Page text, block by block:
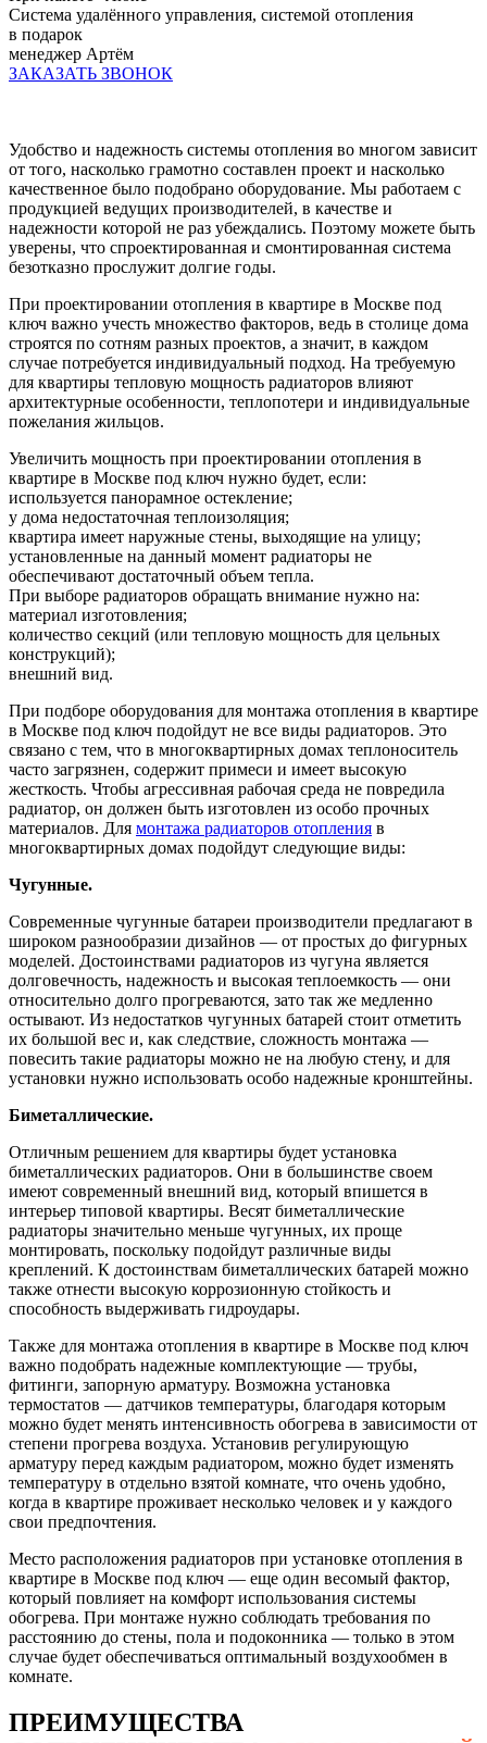
Система удалённого управления, системой отопления
в подарок
менеджер Артём
ЗАКАЗАТЬ ЗВОНОК
Удобство и надежность системы отопления во многом зависит
от того, насколько грамотно составлен проект и насколько
качественное было подобрано оборудование. Мы работаем с
продукцией ведущих производителей, в качестве и
надежности которой не раз убеждались. Поэтому можете быть
уверены, что спроектированная и смонтированная система
безотказно прослужит долгие годы.
При проектировании отопления в квартире в Москве под
ключ важно учесть множество факторов, ведь в столице дома
строятся по сотням разных проектов, а значит, в каждом
случае потребуется индивидуальный подход. На требуемую
для квартиры тепловую мощность радиаторов влияют
архитектурные особенности, теплопотери и индивидуальные
пожелания жильцов.
Увеличить мощность при проектировании отопления в
квартире в Москве под ключ нужно будет, если:
используется панорамное остекление;
у дома недостаточная теплоизоляция;
квартира имеет наружные стены, выходящие на улицу;
установленные на данный момент радиаторы не
обеспечивают достаточный объем тепла.
При выборе радиаторов обращать внимание нужно на:
материал изготовления;
количество секций (или тепловую мощность для цельных
конструкций);
внешний вид.
При подборе оборудования для монтажа отопления в квартире
в Москве под ключ подойдут не все виды радиаторов. Это
связано с тем, что в многоквартирных домах теплоноситель
часто загрязнен, содержит примеси и имеет высокую
жесткость. Чтобы агрессивная рабочая среда не повредила
радиатор, он должен быть изготовлен из особо прочных
материалов. Для монтажа радиаторов отопления в
многоквартирных домах подойдут следующие виды:
Чугунные.
Современные чугунные батареи производители предлагают в
широком разнообразии дизайнов — от простых до фигурных
моделей. Достоинствами радиаторов из чугуна является
долговечность, надежность и высокая теплоемкость — они
относительно долго прогреваются, зато так же медленно
остывают. Из недостатков чугунных батарей стоит отметить
их большой вес и, как следствие, сложность монтажа —
повесить такие радиаторы можно не на любую стену, и для
установки нужно использовать особо надежные кронштейны.
Биметаллические.
Отличным решением для квартиры будет установка
биметаллических радиаторов. Они в большинстве своем
имеют современный внешний вид, который впишется в
интерьер типовой квартиры. Весят биметаллические
радиаторы значительно меньше чугунных, их проще
монтировать, поскольку подойдут различные виды
креплений. К достоинствам биметаллических батарей можно
также отнести высокую коррозионную стойкость и
способность выдерживать гидроудары.
Также для монтажа отопления в квартире в Москве под ключ
важно подобрать надежные комплектующие — трубы,
фитинги, запорную арматуру. Возможна установка
термостатов — датчиков температуры, благодаря которым
можно будет менять интенсивность обогрева в зависимости от
степени прогрева воздуха. Установив регулирующую
арматуру перед каждым радиатором, можно будет изменять
температуру в отдельно взятой комнате, что очень удобно,
когда в квартире проживает несколько человек и у каждого
свои предпочтения.
Место расположения радиаторов при установке отопления в
квартире в Москве под ключ — еще один весомый фактор,
который повлияет на комфорт использования системы
обогрева. При монтаже нужно соблюдать требования по
расстоянию до стены, пола и подоконника — только в этом
случае будет обеспечиваться оптимальный воздухообмен в
комнате.
ПРЕИМУЩЕСТВА